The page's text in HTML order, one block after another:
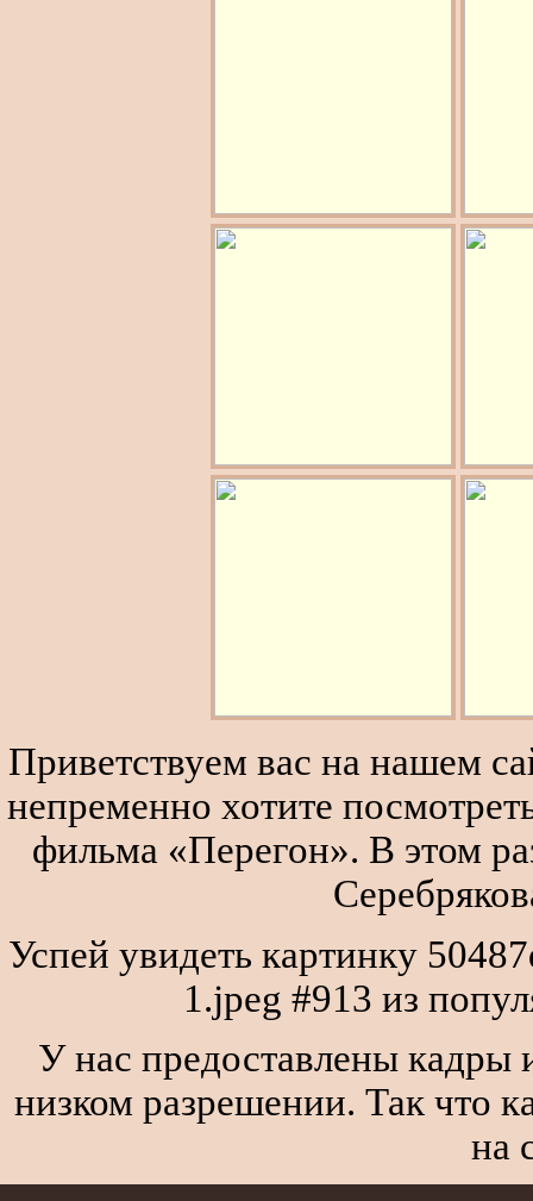
Приветствуем вас на нашем
непременно хотите
фильма «Перегон». В этом
Успей увидеть картинку
1.jpeg #913 из
У нас предоставлены кадры
низком разрешении. Так что
на